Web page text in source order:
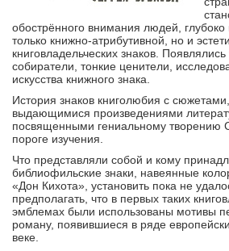
обострённого внимания людей,
только книжно-атрибутивной, но и
книговладельческих знаков.
собиратели, тонкие ценители,
искусства книжного знака.
История знаков книголюбия с
выдающимися произведениями
посвященными гениальному творению
пороге изучения.
Что представляли собой и кому
библиофильские знаки, навеянные
«Дон Кихота», установить пока не
предполагать, что в первых таких
эмблемах были использованы мотивы
роману, появившиеся в ряде
веке.